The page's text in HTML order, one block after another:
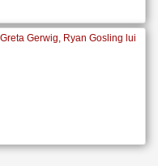
Gerwig, Ryan Gosling lui